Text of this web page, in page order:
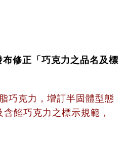
修正「巧克力之品名及標
巧克力，增訂半固體型態
餡巧克力之標示規範，